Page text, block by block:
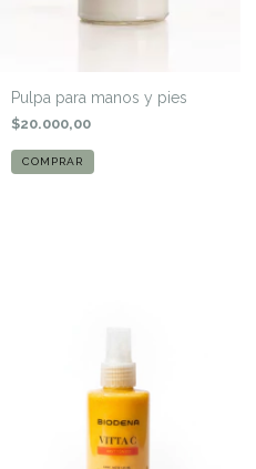
Pulpa para manos y pies
$20.000,00